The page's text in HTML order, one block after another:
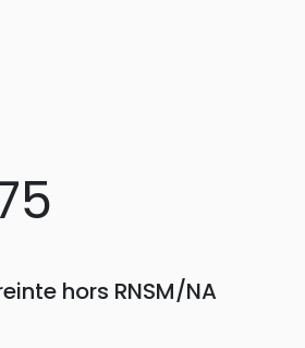
hors RNSM/NA